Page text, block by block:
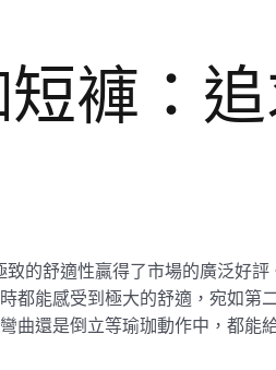
褲：
的舒適性贏得了市場的廣泛好
都能感受到極大的舒適，宛如第
曲還是倒立等瑜珈動作中，都能